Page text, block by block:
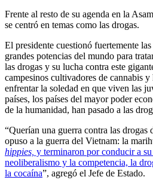
Frente al resto de su agenda en la
se centró en temas como las drogas.
El presidente cuestionó fuertemente
grandes potencias del mundo para
las drogas y su lucha contra este
campesinos cultivadores de cannabis
enfrentar la soledad en que viven las
países, los países del mayor poder
de la humanidad, han pasado a las
“Querían una guerra contra las drogas
opuso a la guerra del Vietnam: la
hippies, y terminaron por conducir a
neoliberalismo y la competencia, la
la cocaína”, agregó el Jefe de Estado.